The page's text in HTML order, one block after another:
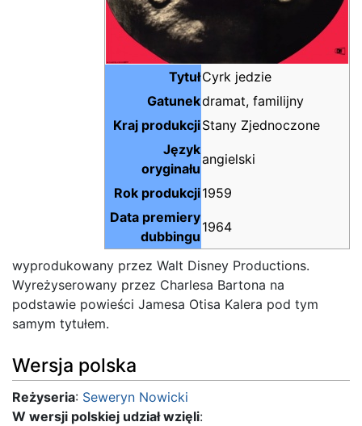
TytułCyrk jedzie
Gatunekdramat, familijny
Kraj produkcjiStany Zjednoczone
Język
oryginału
angielski
Rok produkcji1959
Data premiery
dubbingu
1964
wyprodukowany przez Walt Disney Productions.
Wyreżyserowany przez Charlesa Bartona na
podstawie powieści Jamesa Otisa Kalera pod tym
samym tytułem.
Wersja polska
Reżyseria: Seweryn Nowicki
W wersji polskiej udział wzięli: